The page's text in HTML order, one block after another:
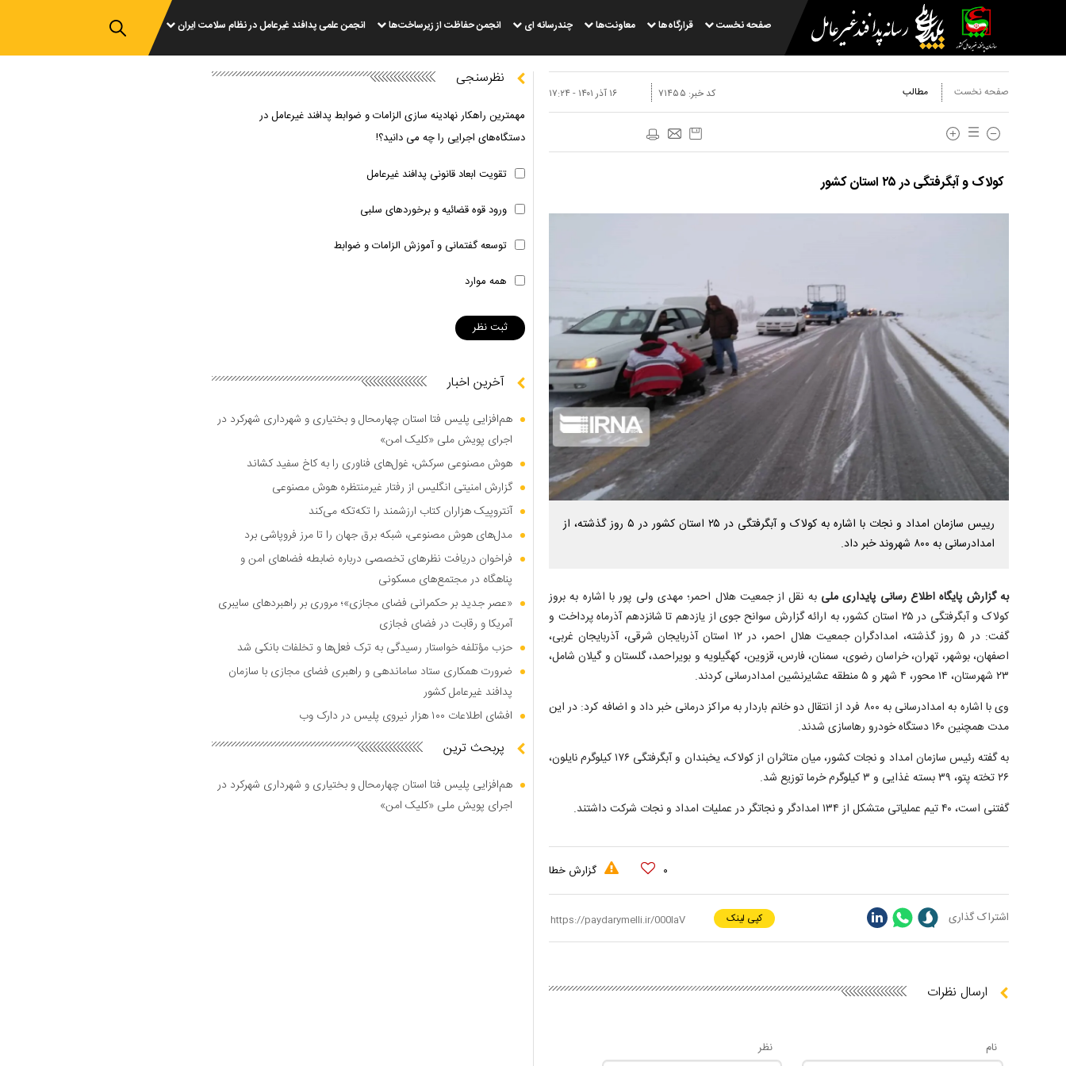
صفحه نخست قرارگاه‌ها معاونت‌ها چندرسانه ای انجمن حفاظت از زیرساخت‌ها انجمن علمی پدافند غیرعامل در نظام سلامت ایران
صفحه نخست مطالب ۱۶ آذر ۱۴۰۱ - ۱۷:۲۴ کد خبر: ۷۱۴۵۵
کولاک و آبگرفتگی در ۲۵ استان کشور
رییس سازمان امداد و نجات با اشاره به کولاک و آبگرفتگی در ۲۵ استان کشور در ۵ روز گذشته، از
امدادرسانی به ۸۰۰ شهروند خبر داد.
به گزارش پایگاه اطلاع رسانی پایداری ملی به نقل از جمعیت هلال احمر؛ مهدی ولی پور با اشاره به بروز
کولاک و آبگرفتگی در ۲۵ استان کشور، به ارائه گزارش سوانح جوی از یازدهم تا شانزدهم آذرماه پرداخت و
گفت: در ۵ روز گذشته، امدادگران جمعیت هلال احمر، در ۱۲ استان آذربایجان شرقی، آذربایجان غربی،
اصفهان، بوشهر، تهران، خراسان رضوی، سمنان، فارس، قزوین، کهگیلویه و بویراحمد، گلستان و گیلان شامل،
۲۳ شهرستان، ۱۴ محور، ۴ شهر و ۵ منطقه عشایرنشین امدادرسانی کردند.
وی با اشاره به امدادرسانی به ۸۰۰ فرد از انتقال دو خانم باردار به مراکز درمانی خبر داد و اضافه کرد: در این
مدت همچنین ۱۶۰ دستگاه خودرو رهاسازی شدند.
به گفته رئیس سازمان امداد و نجات کشور، میان متاثران از کولاک، یخبندان و آبگرفتگی ۱۷۶ کیلوگرم نایلون،
۲۶ تخته پتو، ۳۹ بسته غذایی و ۳ کیلوگرم خرما توزیع شد.
گفتنی است، ۴۰ تیم عملیاتی متشکل از ۱۳۴ امدادگر و نجاتگر در عملیات امداد و نجات شرکت داشتند.
۰ گزارش خطا
اشتراک گذاری کپی لینک
ارسال نظرات
نام نظر
نظرسنجی
مهمترین راهکار نهادینه سازی الزامات و ضوابط پدافند غیرعامل در
دستگاه‌های اجرایی را چه می دانید؟!
تقویت ابعاد قانونی پدافند غیرعامل
ورود قوه قضائیه و برخوردهای سلبی
توسعه گفتمانی و آموزش الزامات و ضوابط
همه موارد
آخرین اخبار
هم‌افزایی پلیس فتا استان چهارمحال و بختیاری و شهرداری شهرکرد در
اجرای پویش ملی «کلیک امن»
هوش مصنوعی سرکش، غول‌های فناوری را به کاخ سفید کشاند
گزارش امنیتی انگلیس از رفتار غیرمنتظره هوش مصنوعی
آنتروپیک هزاران کتاب ارزشمند را تکه‌تکه می‌کند
مدل‌های هوش مصنوعی، شبکه برق جهان را تا مرز فروپاشی برد
فراخوان دریافت نظر‌های تخصصی درباره ضابطه فضا‌های امن و
پناهگاه در مجتمع‌های مسکونی
«عصر جدید بر حکمرانی فضای مجازی»؛ مروری بر راهبرد‌های سایبری
آمریکا و رقابت در فضای فجازی
حزب مؤتلفه خواستار رسیدگی به ترک فعل‌ها و تخلفات بانکی شد
ضرورت همکاری ستاد ساماندهی و راهبری فضای مجازی با سازمان
پدافند غیرعامل کشور
افشای اطلاعات ۱۰۰ هزار نیروی پلیس در دارک وب
پربحث ترین
هم‌افزایی پلیس فتا استان چهارمحال و بختیاری و شهرداری شهرکرد در
اجرای پویش ملی «کلیک امن»